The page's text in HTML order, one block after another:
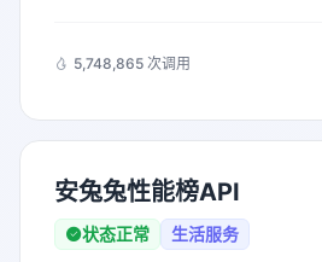
5,748,865 次调用
安兔兔性能榜API
状态正常 生活服务